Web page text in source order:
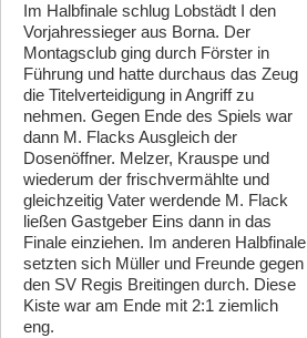
Im Halbfinale schlug Lobstädt I den
Vorjahressieger aus Borna. Der
Montagsclub ging durch Förster in
Führung und hatte durchaus das Zeug
die Titelverteidigung in Angriff zu
nehmen. Gegen Ende des Spiels war
dann M. Flacks Ausgleich der
Dosenöffner. Melzer, Krauspe und
wiederum der frischvermählte und
gleichzeitig Vater werdende M. Flack
ließen Gastgeber Eins dann in das
Finale einziehen. Im anderen Halbfinale
setzten sich Müller und Freunde gegen
den SV Regis Breitingen durch. Diese
Kiste war am Ende mit 2:1 ziemlich
eng.